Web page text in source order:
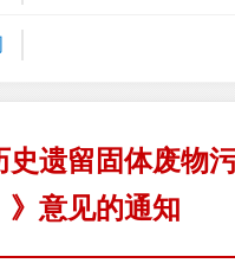
遗留固体废物
》意见的通知